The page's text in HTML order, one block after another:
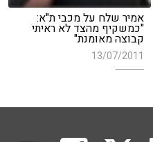
אמיר שלח על מכבי ת"א:
"כמשקיף מהצד לא ראיתי
קבוצה מאומנת"
13/07/2011